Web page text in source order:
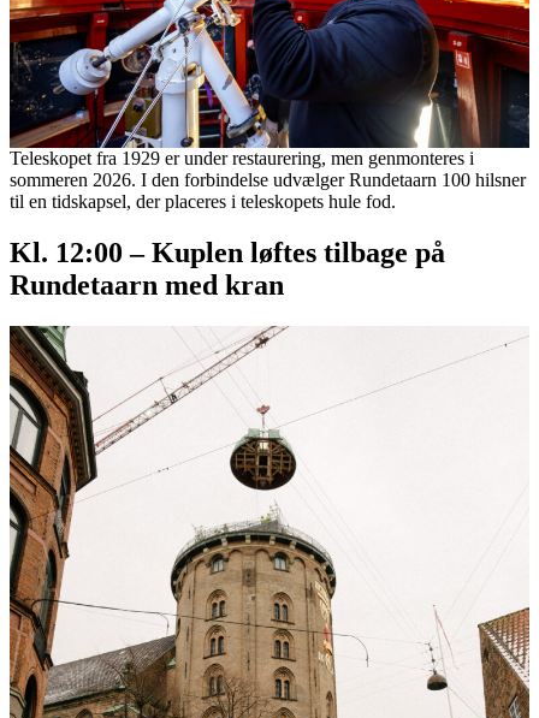
Teleskopet fra 1929 er under restaurering, men genmonteres i
sommeren 2026. I den forbindelse udvælger Rundetaarn 100 hilsner
til en tidskapsel, der placeres i teleskopets hule fod.
Kl. 12:00– Kuplen løftes tilbage på
Rundetaarn med kran